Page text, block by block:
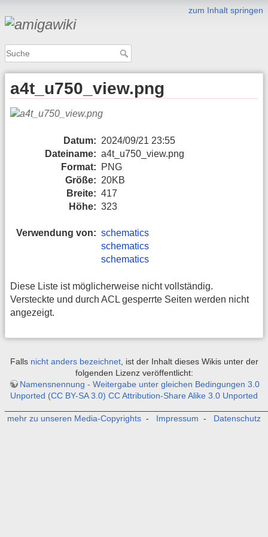
zum Inhalt springen
a4t_u750_view.png
Datum: 2024/09/21 23:55
Dateiname: a4t_u750_view.png
Format:
PNG
Größe: 20KB
Breite: 417
Höhe: 323
Verwendung von: schematics
schematics
schematics
Diese Liste ist möglicherweise nicht vollständig.
Versteckte und durch ACL gesperrte Seiten werden nicht
angezeigt.
Falls nicht anders bezeichnet, ist der Inhalt dieses Wikis unter der
folgenden Lizenz veröffentlicht:
Namensnennung - Weitergabe unter gleichen Bedingungen 3.0
Unported (CC BY-SA 3.0) CC Attribution-Share Alike 3.0 Unported
mehr zu unseren Media-Copyrights - Impressum - Datenschutz